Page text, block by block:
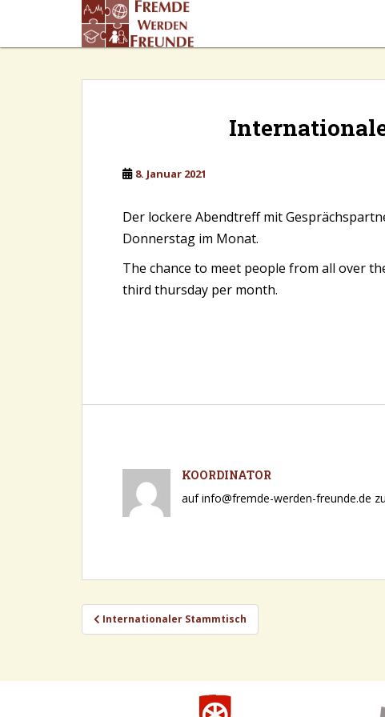
i
8. Januar 2021
Der lockere Abendtreff mit
Donnerstag im Monat.
The chance to meet people from all over
third thursday per month.
KOORDINATOR
auf info@fremde-werden-freunde.de
Beitragsnavigation
Internationaler Stammtisch